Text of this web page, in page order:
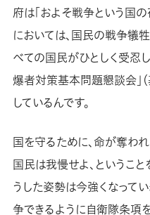
府は「およそ戦争という国
においては、国民の戦争犠
べての国民がひとしく受忍
爆者対策基本問題懇談会」
しているんです。
国を守るために、命が奪われ
国民は我慢せよ、ということ
うした姿勢は今強くなって
争できるように自衛隊条項